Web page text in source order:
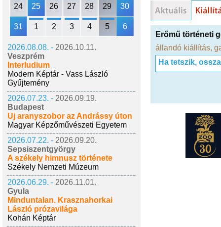
24 25 26 27 28 29 30
31 1 2 3 4 5 6
2026.08.08. - 2026.10.11.
Veszprém
Interludium
Modern Képtár - Vass László
Gyűjtemény
2026.07.23. - 2026.09.19.
Budapest
Új aranyszobor az Andrássy úton
Magyar Képzőművészeti Egyetem
2026.07.22. - 2026.09.20.
Sepsiszentgyörgy
A székely himnusz története
Székely Nemzeti Múzeum
2026.06.29. - 2026.11.01.
Gyula
Minduntalan. Krasznahorkai
László prózavilága
Kohán Képtár
Erőmű történeti
állandó kiállítás,
Ha tetszik,